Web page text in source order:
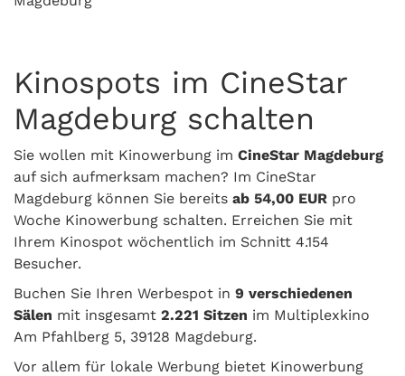
Kinospots im CineStar
Magdeburg schalten
Sie wollen mit Kinowerbung im CineStar Magdeburg
auf sich aufmerksam machen? Im CineStar
Magdeburg können Sie bereits ab 54,00 EUR pro
Woche Kinowerbung schalten. Erreichen Sie mit
Ihrem Kinospot wöchentlich im Schnitt 4.154
Besucher.
Buchen Sie Ihren Werbespot in 9 verschiedenen
Sälen mit insgesamt 2.221 Sitzen im Multiplexkino
Am Pfahlberg 5, 39128 Magdeburg.
Vor allem für lokale Werbung bietet Kinowerbung